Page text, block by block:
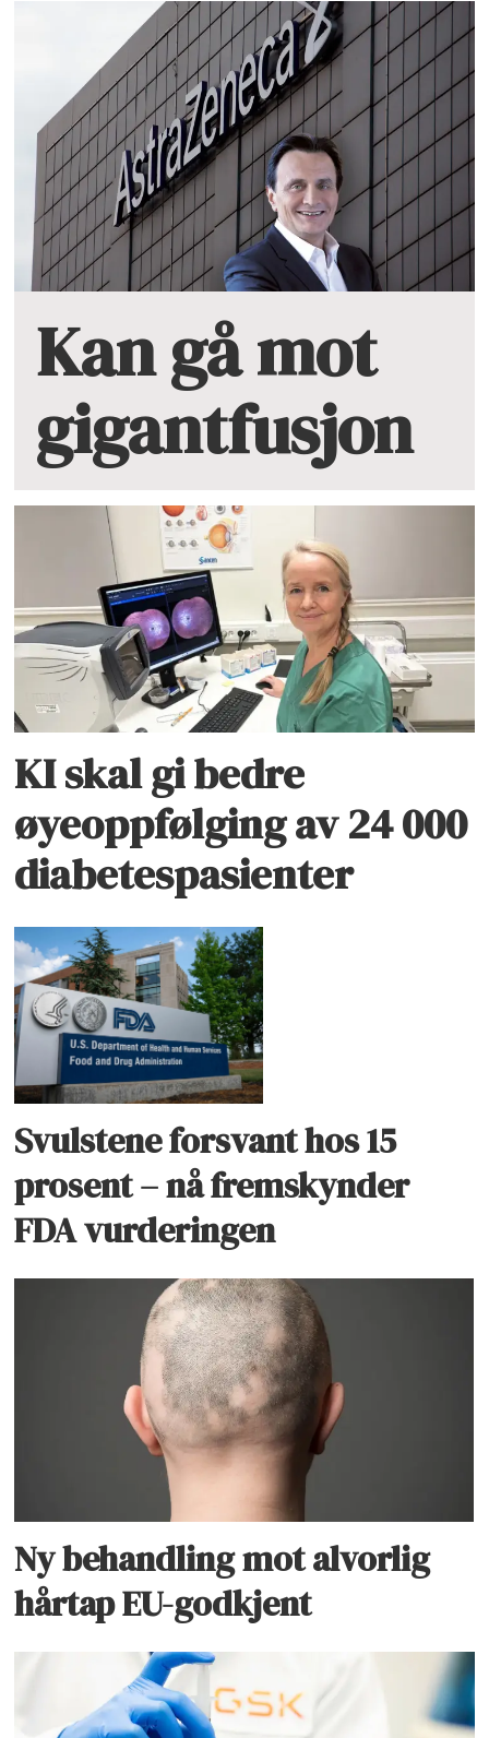
Kan gå mot
gigantfusjon
KI skal gi bedre
øyeoppfølging av 24 000
diabetespasienter
Svulstene forsvant hos 15
prosent – nå fremskynder
FDA vurderingen
Ny behandling mot alvorlig
hårtap EU-godkjent